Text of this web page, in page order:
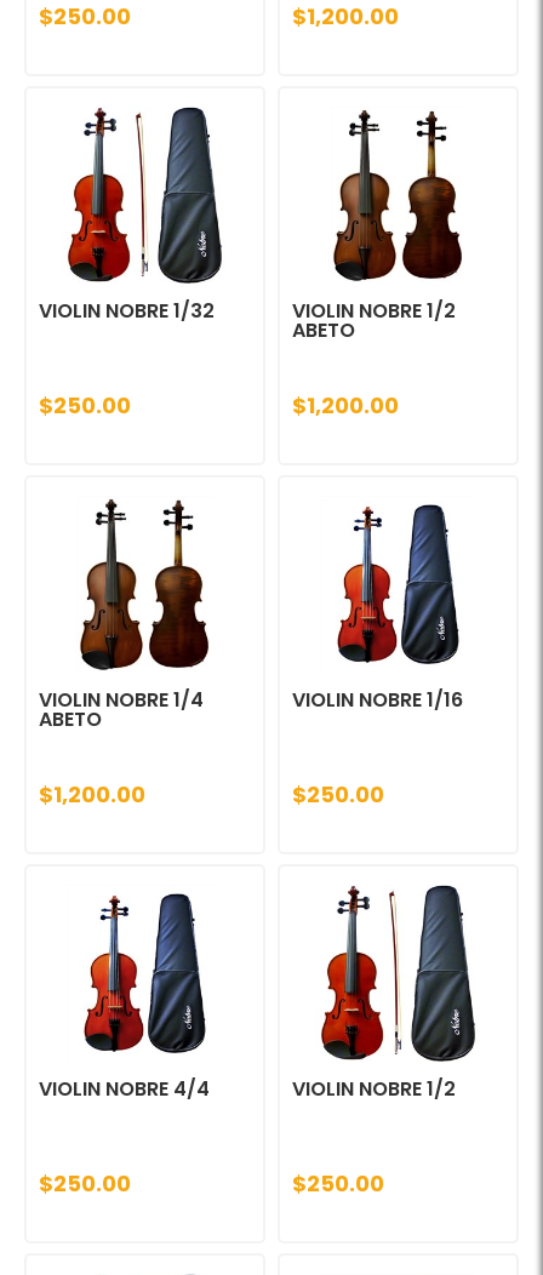
$250.00 $1,200.00
VIOLIN NOBRE 1/32
$250.00
VIOLIN NOBRE 1/2
ABETO
$1,200.00
VIOLIN NOBRE 1/4
ABETO
$1,200.00
VIOLIN NOBRE 1/16
$250.00
VIOLIN NOBRE 4/4
$250.00
VIOLIN NOBRE 1/2
$250.00